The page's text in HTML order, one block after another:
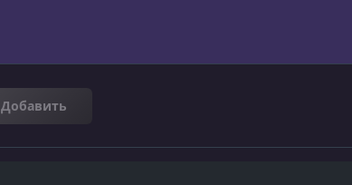
Добавить